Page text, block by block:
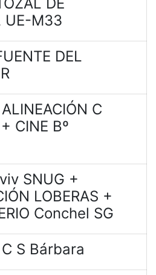
UE-M33
DEL
C
CINE Bº
SNUG +
LOBERAS +
Conchel SG
S Bárbara